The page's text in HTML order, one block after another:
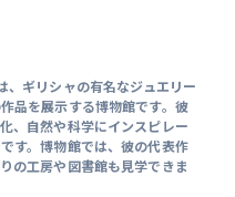
リシャの有名なジュエリー
品を展示する博物館です。彼
、自然や科学にインスピレー
す。博物館では、彼の代表作
の工房や図書館も見学できま